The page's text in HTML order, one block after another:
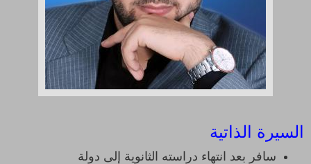
السيرة الذاتية
سافر بعد انتهاء دراسته الثانوية إلى دولة